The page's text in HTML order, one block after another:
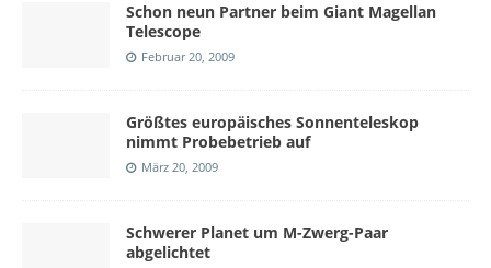
Schon neun Partner beim Giant Magellan
Telescope
Februar 20, 2009
Größtes europäisches Sonnenteleskop
nimmt Probebetrieb auf
März 20, 2009
Schwerer Planet um M-Zwerg-Paar
abgelichtet